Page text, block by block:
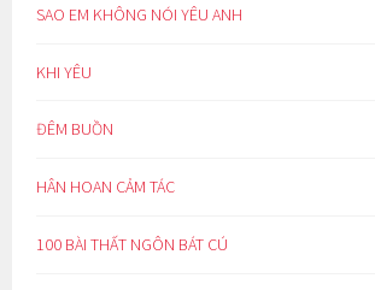
SAO EM KHÔNG NÓI YÊU ANH
KHI YÊU
ĐÊM BUỒN
HÂN HOAN CẢM TÁC
100 BÀI THẤT NGÔN BÁT CÚ